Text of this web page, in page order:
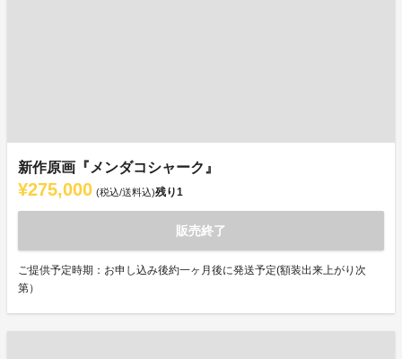
新作原画『メンダコシャーク』
¥275,000 (税込/送料込)残り1
販売終了
ご提供予定時期：お申し込み後約一ヶ月後に発送予定(額装出来上がり次
第）